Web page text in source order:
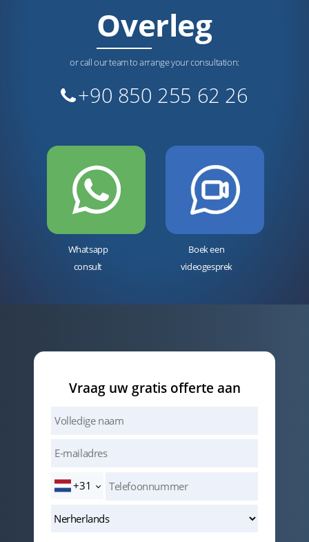
Overleg
or call our team to arrange your consultation:
+90 850 255 62 26
Whatsapp
consult
Boek een
videogesprek
Vraag uw gratis offerte aan
+31